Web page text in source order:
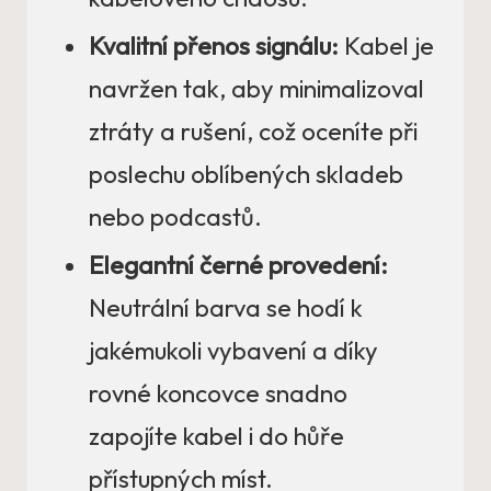
Kvalitní přenos signálu: Kabel je
navržen tak, aby minimalizoval
ztráty a rušení, což oceníte při
poslechu oblíbených skladeb
nebo podcastů.
Elegantní černé provedení:
Neutrální barva se hodí k
jakémukoli vybavení a díky
rovné koncovce snadno
zapojíte kabel i do hůře
přístupných míst.